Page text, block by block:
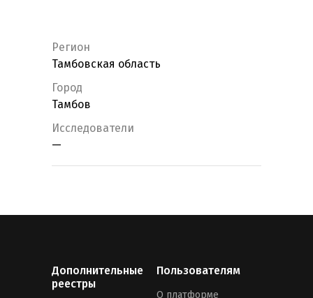
Регион
Тамбовская область
Город
Тамбов
Исследователи
—
Дополнительные
реестры
Пользователям
О платформе